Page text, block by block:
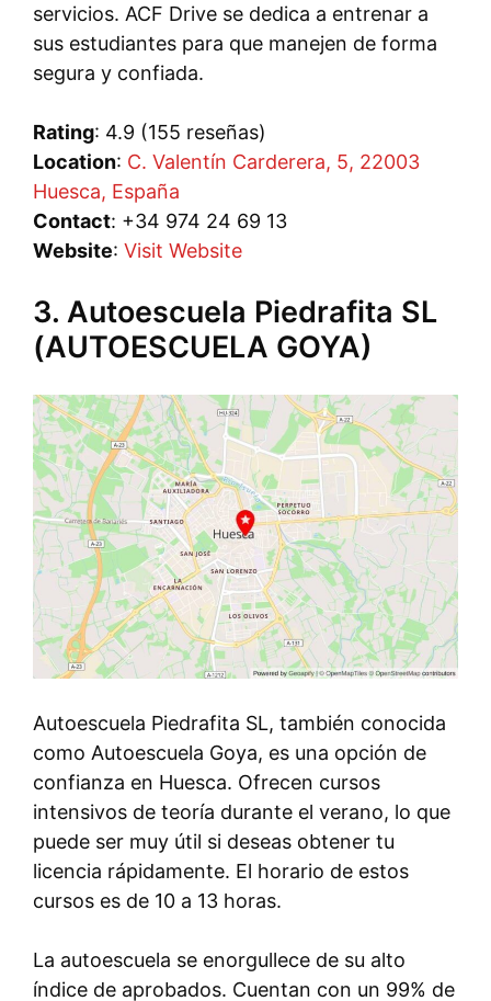
servicios. ACF Drive se dedica a entrenar a
sus estudiantes para que manejen de forma
segura y confiada.
Rating: 4.9 (155 reseñas)
Location: C. Valentín Carderera, 5, 22003
Huesca, España
Contact: +34 974 24 69 13
Website: Visit Website
3. Autoescuela Piedrafita SL
(AUTOESCUELA GOYA)
Autoescuela Piedrafita SL, también conocida
como Autoescuela Goya, es una opción de
confianza en Huesca. Ofrecen cursos
intensivos de teoría durante el verano, lo que
puede ser muy útil si deseas obtener tu
licencia rápidamente. El horario de estos
cursos es de 10 a 13 horas.
La autoescuela se enorgullece de su alto
índice de aprobados. Cuentan con un 99% de